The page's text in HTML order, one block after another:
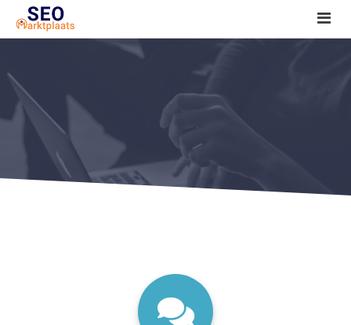
SEO tools reviews
Marketeer bij jou in de buurt?
Offerte
1. Seo voor beginners +
2. Onderzoeken +